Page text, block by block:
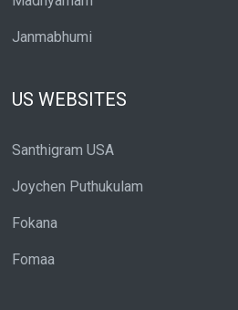
Janmabhumi
US WEBSITES
Santhigram USA
Joychen Puthukulam
Fokana
Fomaa